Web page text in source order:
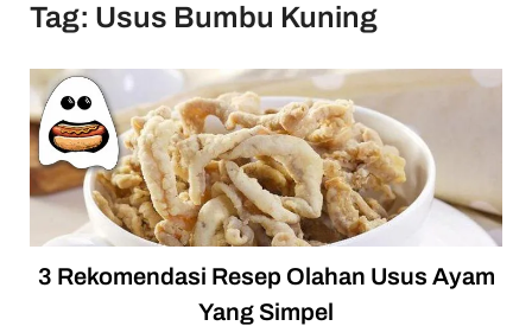
Tag: Usus Bumbu Kuning
3 Rekomendasi Resep Olahan Usus Ayam
Yang Simpel